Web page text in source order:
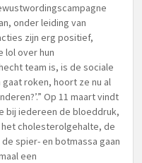
onder leiding van
zijn erg positief,
lol over hun
team is, is de sociale
roken, hoort ze nu al
Op 11 maart vindt
bij iedereen de bloeddruk,
cholesterolgehalte, de
spier- en botmassa gaan
een